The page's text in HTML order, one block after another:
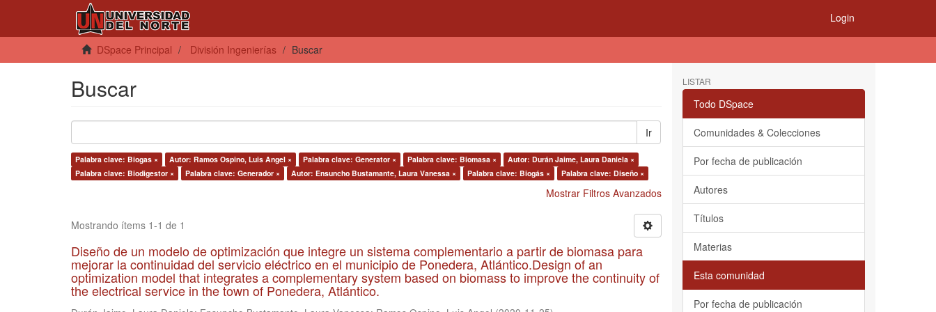
Login
DSpace Principal División Ingenierías Buscar
Buscar
Ir
Palabra clave: Biogas × Autor: Ramos Ospino, Luis Angel × Palabra clave: Generator × Palabra clave: Biomasa ×
Autor: Durán Jaime, Laura Daniela ×
Palabra clave: Biodigestor ×
Palabra clave: Generador × Autor: Ensuncho Bustamante, Laura Vanessa × Palabra clave: Biogás × Palabra clave: Diseño ×
Mostrar Filtros Avanzados
Mostrando ítems 1-1 de 1
Diseño de un modelo de optimización que integre un sistema complementario a partir de biomasa para
mejorar la continuidad del servicio eléctrico en el municipio de Ponedera, Atlántico.Design of an
optimization model that integrates a complementary system based on biomass to improve the continuity of
the electrical service in the town of Ponedera, Atlántico.
LISTAR
Todo DSpace
Comunidades & Colecciones
Por fecha de publicación
Autores
Títulos
Materias
Esta comunidad
Por fecha de publicación